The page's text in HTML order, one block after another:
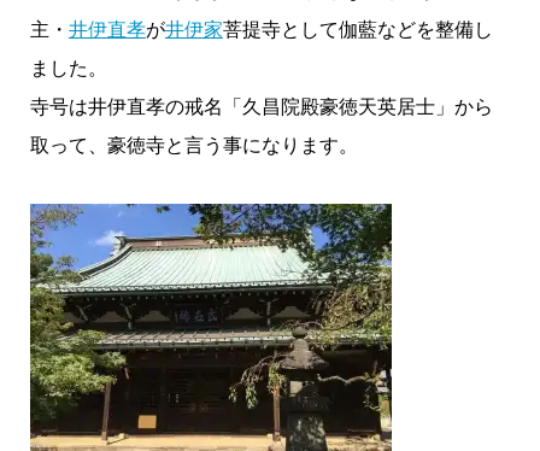
主・ 井伊直孝が井伊家菩提寺として伽藍などを整備し
ました。
寺号は井伊直孝の戒名「久昌院殿豪徳天英居士」から
取って、豪徳寺と言う事になります。